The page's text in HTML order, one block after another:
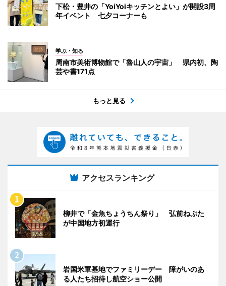
下松・豊井の「YoiYoiキッチンとよい」が開設3周
年イベント 七夕コーナーも
学ぶ・知る
周南市美術博物館で「魯山人の宇宙」 県内初、陶
芸や書171点
もっと見る
アクセスランキング
柳井で「金魚ちょうちん祭り」 弘前ねぷた
が中国地方初運行
岩国米軍基地でファミリーデー 障がいのあ
る人たち招待し航空ショー公開